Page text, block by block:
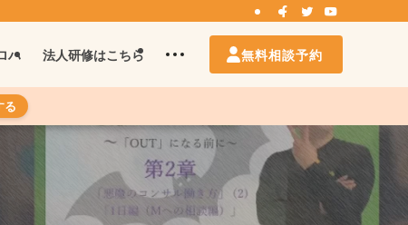
ハ 法人研修はこちら 無料相談予約
る